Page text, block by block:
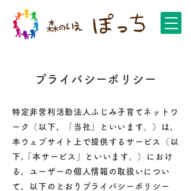
プライバシーポリシー
特定非営利活動法人ふじみ子育てネットワ
ーク（以下，「当社」といいます。）は，
本ウェブサイト上で提供するサービス（以
下,「本サービス」といいます。）におけ
る，ユーザーの個人情報の取扱いについ
て，以下のとおりプライバシーポリシー